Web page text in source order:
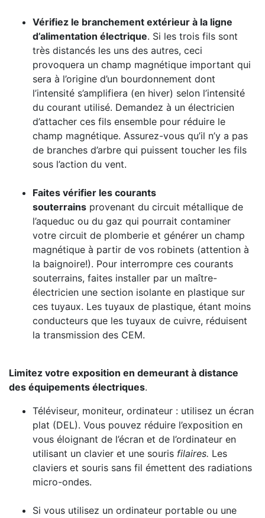
Vérifiez le branchement extérieur à la ligne
d’alimentation électrique. Si les trois fils sont
très distancés les uns des autres, ceci
provoquera un champ magnétique important qui
sera à l’origine d’un bourdonnement dont
l’intensité s’amplifiera (en hiver) selon l’intensité
du courant utilisé. Demandez à un électricien
d’attacher ces fils ensemble pour réduire le
champ magnétique. Assurez-vous qu’il n’y a pas
de branches d’arbre qui puissent toucher les fils
sous l’action du vent.
Faites vérifier les courants
souterrains provenant du circuit métallique de
l’aqueduc ou du gaz qui pourrait contaminer
votre circuit de plomberie et générer un champ
magnétique à partir de vos robinets (attention à
la baignoire!). Pour interrompre ces courants
souterrains, faites installer par un maître-
électricien une section isolante en plastique sur
ces tuyaux. Les tuyaux de plastique, étant moins
conducteurs que les tuyaux de cuivre, réduisent
la transmission des CEM.
Limitez votre exposition en demeurant à distance
des équipements électriques.
Téléviseur, moniteur, ordinateur : utilisez un écran
plat (DEL). Vous pouvez réduire l’exposition en
vous éloignant de l’écran et de l’ordinateur en
utilisant un clavier et une souris filaires. Les
claviers et souris sans fil émettent des radiations
micro-ondes.
Si vous utilisez un ordinateur portable ou une